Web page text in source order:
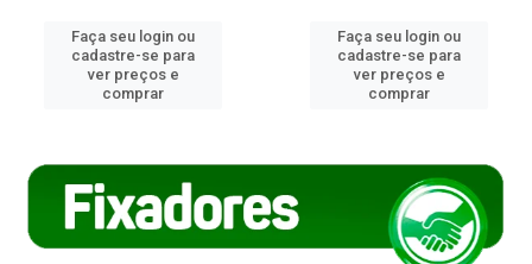
Faça seu login ou
cadastre-se para
ver preços e
comprar
Faça seu login ou
cadastre-se para
ver preços e
comprar